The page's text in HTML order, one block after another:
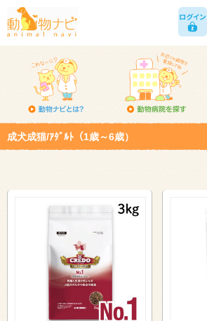
成犬成猫/ｱﾀﾞﾙﾄ（1歳～6歳）